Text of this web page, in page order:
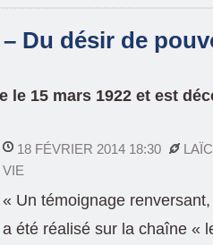
Du désir de
le 15 mars 1922 et est
18 FÉVRIER 2014 18:30
VIE
« Un témoignage
a été réalisé sur la chaîne «